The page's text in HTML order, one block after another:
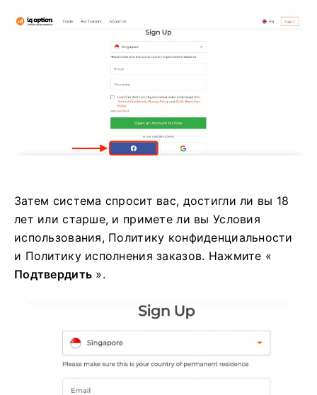
Затем система спросит вас, достигли ли вы 18
лет или старше, и примете ли вы Условия
использования, Политику конфиденциальности
и Политику исполнения заказов. Нажмите «
Подтвердить ».